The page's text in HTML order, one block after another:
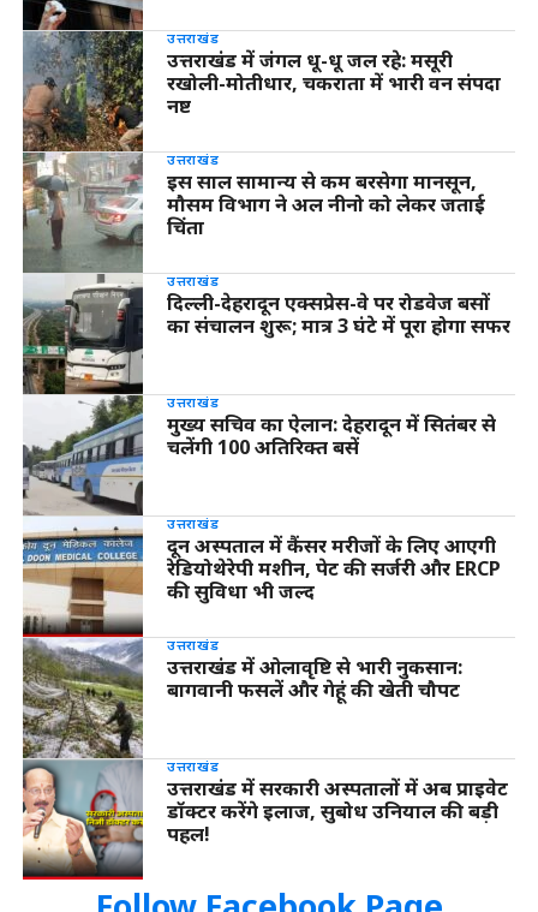
उत्तराखंड
उत्तराखंड में जंगल धू-धू जल रहे: मसूरी
रखोली-मोतीधार, चकराता में भारी वन संपदा
नष्ट
उत्तराखंड
इस साल सामान्य से कम बरसेगा मानसून,
मौसम विभाग ने अल नीनो को लेकर जताई
चिंता
उत्तराखंड
दिल्ली-देहरादून एक्सप्रेस-वे पर रोडवेज बसों
का संचालन शुरू; मात्र 3 घंटे में पूरा होगा सफर
उत्तराखंड
मुख्य सचिव का ऐलान: देहरादून में सितंबर से
चलेंगी 100 अतिरिक्त बसें
उत्तराखंड
दून अस्पताल में कैंसर मरीजों के लिए आएगी
रेडियोथेरेपी मशीन, पेट की सर्जरी और ERCP
की सुविधा भी जल्द
उत्तराखंड
उत्तराखंड में ओलावृष्टि से भारी नुकसान:
बागवानी फसलें और गेहूं की खेती चौपट
उत्तराखंड
उत्तराखंड में सरकारी अस्पतालों में अब प्राइवेट
डॉक्टर करेंगे इलाज, सुबोध उनियाल की बड़ी
पहल!